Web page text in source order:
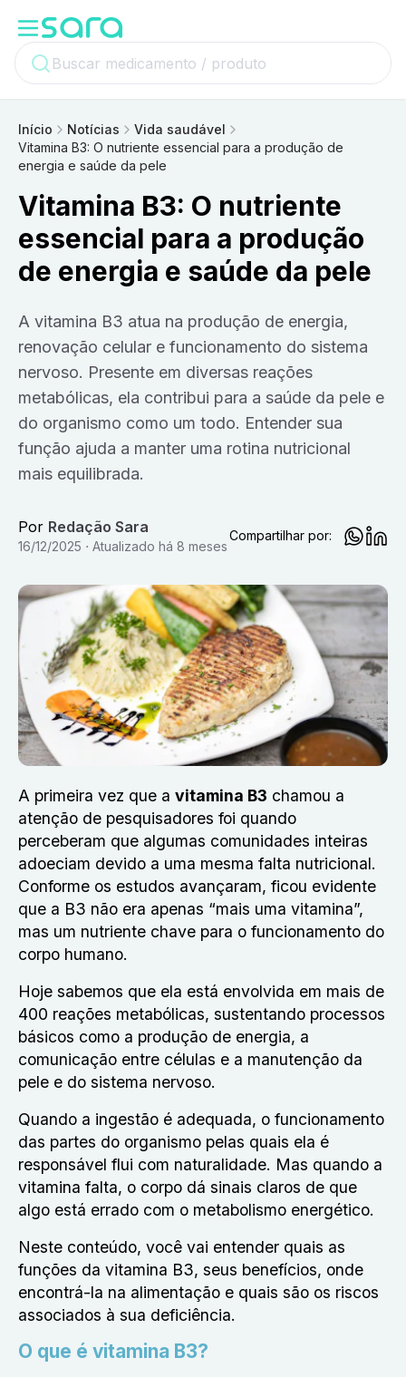
Início Notícias
Vida saudável
Vitamina B3: O nutriente essencial para a produção de
energia e saúde da pele
Vitamina B3: O nutriente
essencial para a produção
de energia e saúde da pele
A vitamina B3 atua na produção de energia,
renovação celular e funcionamento do sistema
nervoso. Presente em diversas reações
metabólicas, ela contribui para a saúde da pele e
do organismo como um todo. Entender sua
função ajuda a manter uma rotina nutricional
mais equilibrada.
Por Redação Sara
16/12/2025 Atualizado há 8 meses
Compartilhar por:
A primeira vez que a vitamina B3 chamou a
atenção de pesquisadores foi quando
perceberam que algumas comunidades inteiras
adoeciam devido a uma mesma falta nutricional.
Conforme os estudos avançaram, ficou evidente
que a B3 não era apenas “mais uma vitamina”,
mas um nutriente chave para o funcionamento do
corpo humano.
Hoje sabemos que ela está envolvida em mais de
400 reações metabólicas, sustentando processos
básicos como a produção de energia, a
comunicação entre células e a manutenção da
pele e do sistema nervoso.
Quando a ingestão é adequada, o funcionamento
das partes do organismo pelas quais ela é
responsável flui com naturalidade. Mas quando a
vitamina falta, o corpo dá sinais claros de que
algo está errado com o metabolismo energético.
Neste conteúdo, você vai entender quais as
funções da vitamina B3, seus benefícios, onde
encontrá-la na alimentação e quais são os riscos
associados à sua deficiência.
O que é vitamina B3?